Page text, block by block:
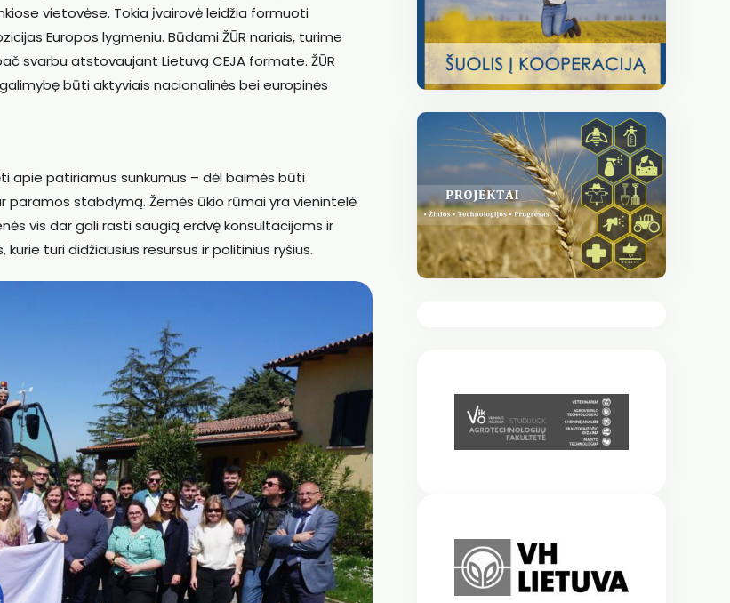
vietovėse. Tokia įvairovė leidžia formuoti
Europos lygmeniu. Būdami ŽŪR nariais, turime
svarbu atstovaujant Lietuvą CEJA formate. ŽŪR
būti aktyviais nacionalinės bei europinės
apie patiriamus sunkumus – dėl baimės būti
stabdymą. Žemės ūkio rūmai yra vienintelė
vis dar gali rasti saugią erdvę konsultacijoms ir
turi didžiausius resursus ir politinius ryšius.